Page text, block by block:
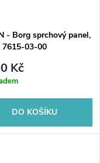
- Borg sprchový panel,
7615-03-00
Kč
DO KOŠÍKU